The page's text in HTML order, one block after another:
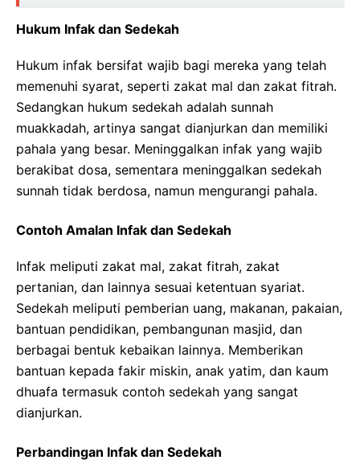
Hukum Infak dan Sedekah
Hukum infak bersifat wajib bagi mereka yang telah
memenuhi syarat, seperti zakat mal dan zakat fitrah.
Sedangkan hukum sedekah adalah sunnah
muakkadah, artinya sangat dianjurkan dan memiliki
pahala yang besar. Meninggalkan infak yang wajib
berakibat dosa, sementara meninggalkan sedekah
sunnah tidak berdosa, namun mengurangi pahala.
Contoh Amalan Infak dan Sedekah
Infak meliputi zakat mal, zakat fitrah, zakat
pertanian, dan lainnya sesuai ketentuan syariat.
Sedekah meliputi pemberian uang, makanan, pakaian,
bantuan pendidikan, pembangunan masjid, dan
berbagai bentuk kebaikan lainnya. Memberikan
bantuan kepada fakir miskin, anak yatim, dan kaum
dhuafa termasuk contoh sedekah yang sangat
dianjurkan.
Perbandingan Infak dan Sedekah